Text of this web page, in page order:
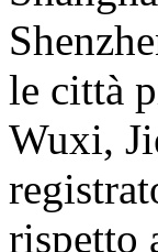
le città
Wuxi,
rispetto